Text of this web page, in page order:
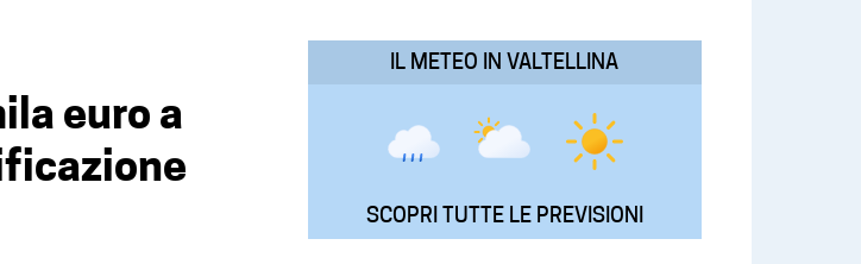
euro a
IL METEO IN VALTELLINA
SCOPRI TUTTE LE PREVISIONI